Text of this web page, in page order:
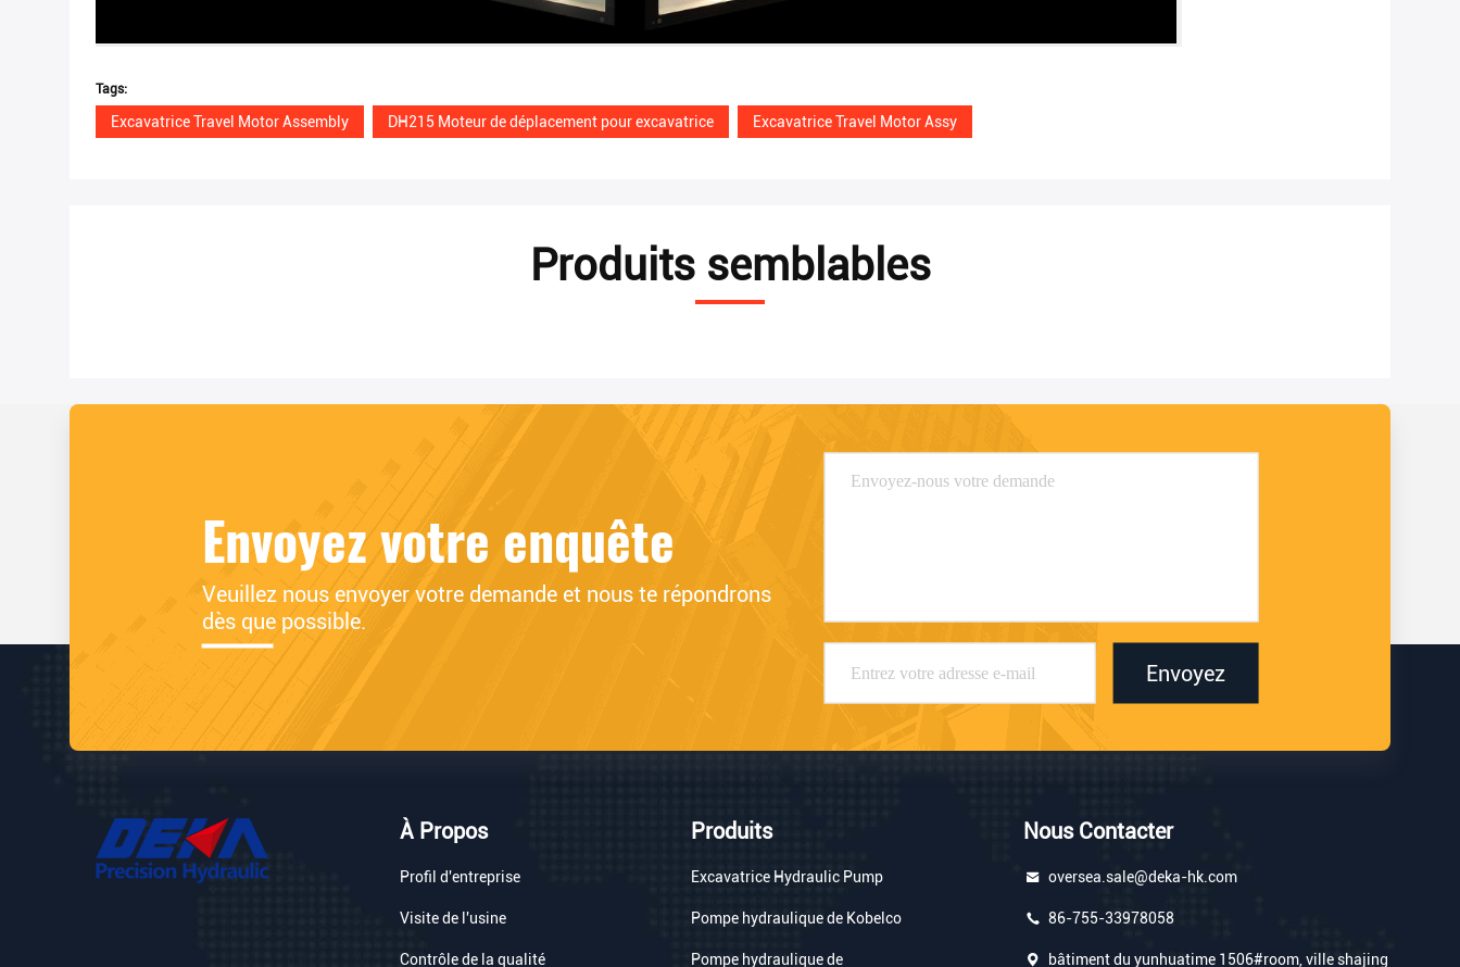
Tags:
Excavatrice Travel Motor Assembly DH215 Moteur de déplacement pour excavatrice Excavatrice Travel Motor Assy
Produits semblables
Envoyez votre enquête
Veuillez nous envoyer votre demande et nous te répondrons
dès que possible.
Envoyez
À Propos
Profil d'entreprise
Visite de l'usine
Contrôle de la qualité
Produits
Excavatrice Hydraulic Pump
Pompe hydraulique de Kobelco
Pompe hydraulique de
Nous Contacter
oversea.sale@deka-hk.com
86-755-33978058
bâtiment du yunhuatime 1506#room, ville shajing